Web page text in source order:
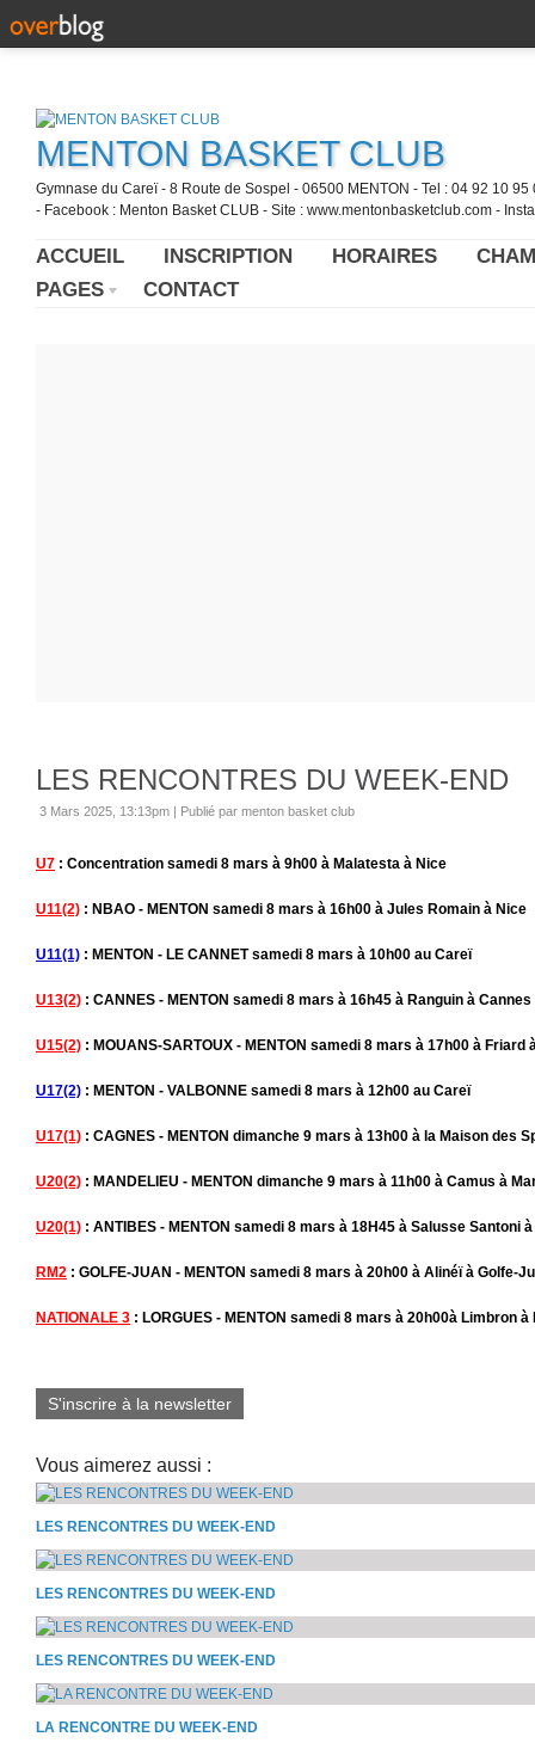
MENTON BASKET CLUB
Gymnase du Careï - 8 Route de Sospel - 06500 MENTON - Tel : 04 92 10
- Facebook : Menton Basket CLUB - Site : www.mentonbasketclub.com -
ACCUEIL INSCRIPTION HORAIRES
PAGES
CONTACT
LES RENCONTRES DU WEEK-END
3 Mars 2025, 13:13pm | Publié par menton basket club
U7 : Concentration samedi 8 mars à 9h00 à Malatesta à Nice
U11(2) : NBAO - MENTON samedi 8 mars à 16h00 à Jules Romain à Nice
U11(1) : MENTON - LE CANNET samedi 8 mars à 10h00 au Careï
U13(2) : CANNES - MENTON samedi 8 mars à 16h45 à Ranguin à Cannes
U15(2) : MOUANS-SARTOUX - MENTON samedi 8 mars à 17h00 à Friard
U17(2) : MENTON - VALBONNE samedi 8 mars à 12h00 au Careï
U17(1) : CAGNES - MENTON dimanche 9 mars à 13h00 à la Maison des
U20(2) : MANDELIEU - MENTON dimanche 9 mars à 11h00 à Camus à
U20(1) : ANTIBES - MENTON samedi 8 mars à 18H45 à Salusse Santoni
RM2 : GOLFE-JUAN - MENTON samedi 8 mars à 20h00 à Alinéï à Golfe-
NATIONALE 3 : LORGUES - MENTON samedi 8 mars à 20h00à Limbron à
S'inscrire à la newsletter
Vous aimerez aussi :
LES RENCONTRES DU WEEK-END
LES RENCONTRES DU WEEK-END
LES RENCONTRES DU WEEK-END
LA RENCONTRE DU WEEK-END